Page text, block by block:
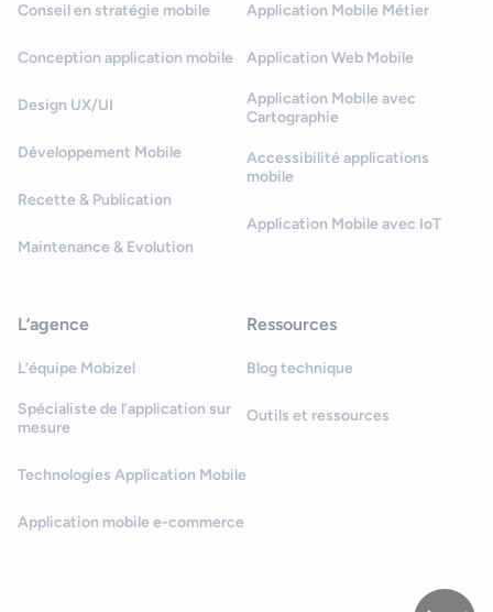
Conseil en stratégie mobile
Conception application mobile
Design UX/UI
Développement Mobile
Recette & Publication
Maintenance & Evolution
Application Mobile Métier
Application Web Mobile
Application Mobile avec
Cartographie
Accessibilité applications
mobile
Application Mobile avec IoT
L’agence
L’équipe Mobizel
Spécialiste de l’application sur
mesure
Technologies Application Mobile
Application mobile e-commerce
Ressources
Blog technique
Outils et ressources